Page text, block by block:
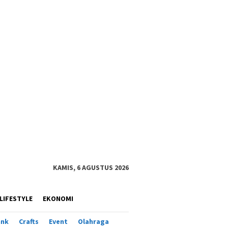
KAMIS, 6 AGUSTUS 2026
LIFESTYLE EKONOMI
Crafts Event Olahraga